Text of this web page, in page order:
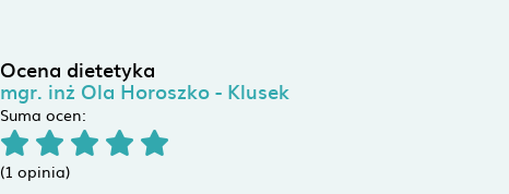
Ocena dietetyka
mgr. inż Ola Horoszko - Klusek
Suma ocen:
(1 opinia)